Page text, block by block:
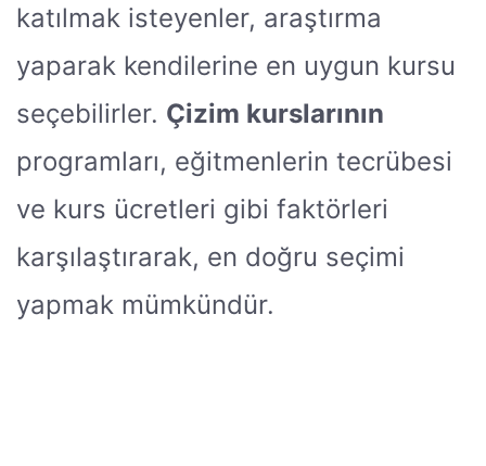
katılmak isteyenler, araştırma
yaparak kendilerine en uygun kursu
seçebilirler. Çizim kurslarının
programları, eğitmenlerin tecrübesi
ve kurs ücretleri gibi faktörleri
karşılaştırarak, en doğru seçimi
yapmak mümkündür.